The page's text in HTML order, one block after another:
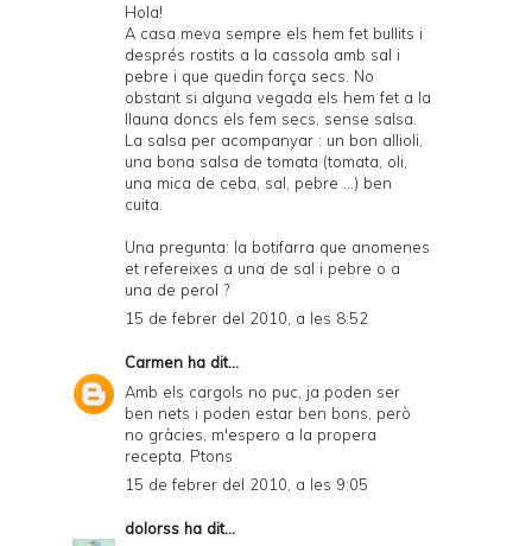
Hola!
A casa meva sempre els hem fet bullits i
després rostits a la cassola amb sal i
pebre i que quedin força secs. No
obstant si alguna vegada els hem fet a la
llauna doncs els fem secs, sense salsa.
La salsa per acompanyar : un bon allioli,
una bona salsa de tomata (tomata, oli,
una mica de ceba, sal, pebre ...) ben
cuita.
Una pregunta: la botifarra que anomenes
et refereixes a una de sal i pebre o a
una de perol ?
15 de febrer del 2010, a les 8:52
Carmen ha dit...
Amb els cargols no puc, ja poden ser
ben nets i poden estar ben bons, però
no gràcies, m'espero a la propera
recepta. Ptons
15 de febrer del 2010, a les 9:05
dolorss ha dit...